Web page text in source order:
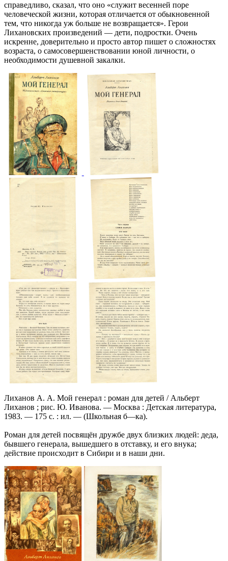
справедливо, сказал, что оно «служит весенней поре
человеческой жизни, которая отличается от обыкновенной
тем, что никогда уж больше не возвращается». Герои
Лихановских произведений — дети, подростки. Очень
искренне, доверительно и просто автор пишет о сложностях
возраста, о самосовершенствовании юной личности, о
необходимости душевной закалки.
Лиханов А. А. Мой генерал : роман для детей / Альберт
Лиханов ; рис. Ю. Иванова. — Москва : Детская литература,
1983. — 175 с. : ил. — (Школьная б—ка).
Роман для детей посвящён дружбе двух близких людей: деда,
бывшего генерала, вышедшего в отставку, и его внука;
действие происходит в Сибири и в наши дни.